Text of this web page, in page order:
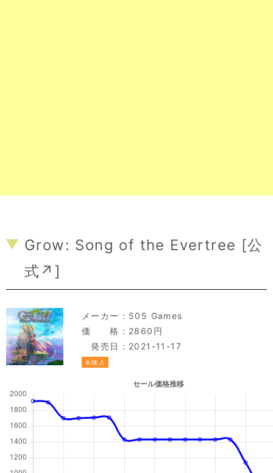
Grow: Song of the Evertree [公
式↗ ]
メーカー： 505 Games
価 格：2860円
発売日：2021-11-17
未購入